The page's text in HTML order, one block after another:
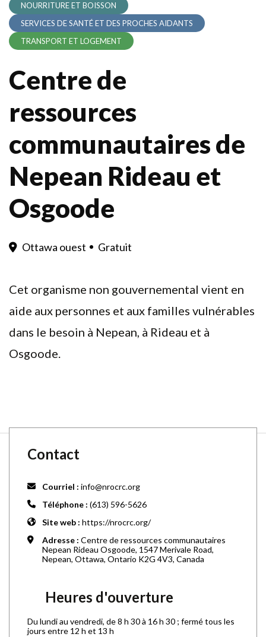
NOURRITURE ET BOISSON
SERVICES DE SANTÉ ET DES PROCHES AIDANTS
TRANSPORT ET LOGEMENT
Centre de
ressources
communautaires de
Nepean Rideau et
Osgoode
Ottawa ouest Gratuit
Cet organisme non gouvernemental vient en
aide aux personnes et aux familles vulnérables
dans le besoin à Nepean, à Rideau et à
Osgoode.
Contact
Courriel : info@nrocrc.org
Téléphone : (613) 596-5626
Site web : https://nrocrc.org/
Adresse : Centre de ressources communautaires
Nepean Rideau Osgoode, 1547 Merivale Road,
Nepean, Ottawa, Ontario K2G 4V3, Canada
Heures d'ouverture
Du lundi au vendredi, de 8 h 30 à 16 h 30 ; fermé tous les
jours entre 12 h et 13 h